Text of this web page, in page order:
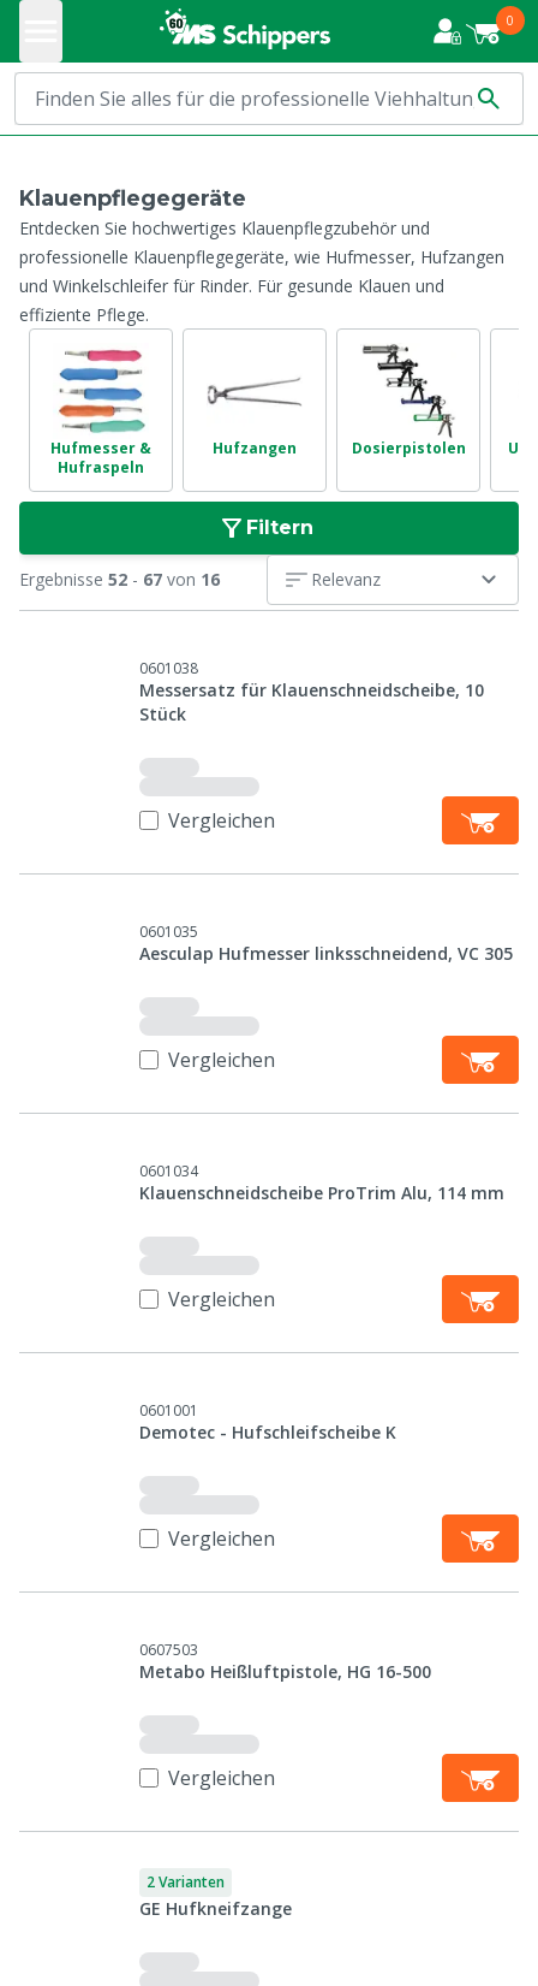
0
Klauenpflegegeräte
Entdecken Sie hochwertiges Klauenpflegzubehör und
professionelle Klauenpflegegeräte, wie Hufmesser, Hufzangen
und Winkelschleifer für Rinder. Für gesunde Klauen und
effiziente Pflege.
Hufmesser &
Hufraspeln
Hufzangen Dosierpistolen
Filtern
Ergebnisse 52 - 67 von 16 Relevanz
0601038
Messersatz für Klauenschneidscheibe, 10
Stück
Vergleichen
0601035
Aesculap Hufmesser linksschneidend, VC 305
Vergleichen
0601034
Klauenschneidscheibe ProTrim Alu, 114 mm
Vergleichen
0601001
Demotec - Hufschleifscheibe K
Vergleichen
0607503
Metabo Heißluftpistole, HG 16-500
Vergleichen
2 Varianten
GE Hufkneifzange